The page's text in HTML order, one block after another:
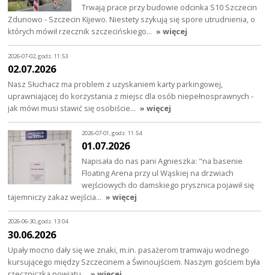
Trwają prace przy budowie odcinka S10 Szczecin
Zdunowo - Szczecin Kijewo. Niestety szykują się spore utrudnienia, o
których mówił rzecznik szczecińskiego… » więcej
2026-07-02, godz. 11:53
02.07.2026
Nasz Słuchacz ma problem z uzyskaniem karty parkingowej,
uprawniającej do korzystania z miejsc dla osób niepełnosprawnych -
jak mówi musi stawić się osobiście… » więcej
2026-07-01, godz. 11:54
01.07.2026
Napisała do nas pani Agnieszka: "na basenie
Floating Arena przy ul Wąskiej na drzwiach
wejściowych do damskiego prysznica pojawił się
tajemniczy zakaz wejścia… » więcej
2026-06-30, godz. 13:04
30.06.2026
Upały mocno dały się we znaki, m.in. pasażerom tramwaju wodnego
kursującego między Szczecinem a Świnoujściem. Naszym gościem była